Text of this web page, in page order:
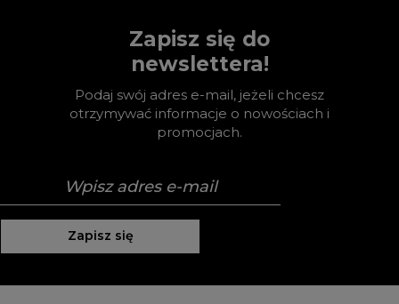
Zapisz się do
newslettera!
Podaj swój adres e-mail, jeżeli chcesz
otrzymywać informacje o nowościach i
promocjach.
Zapisz się